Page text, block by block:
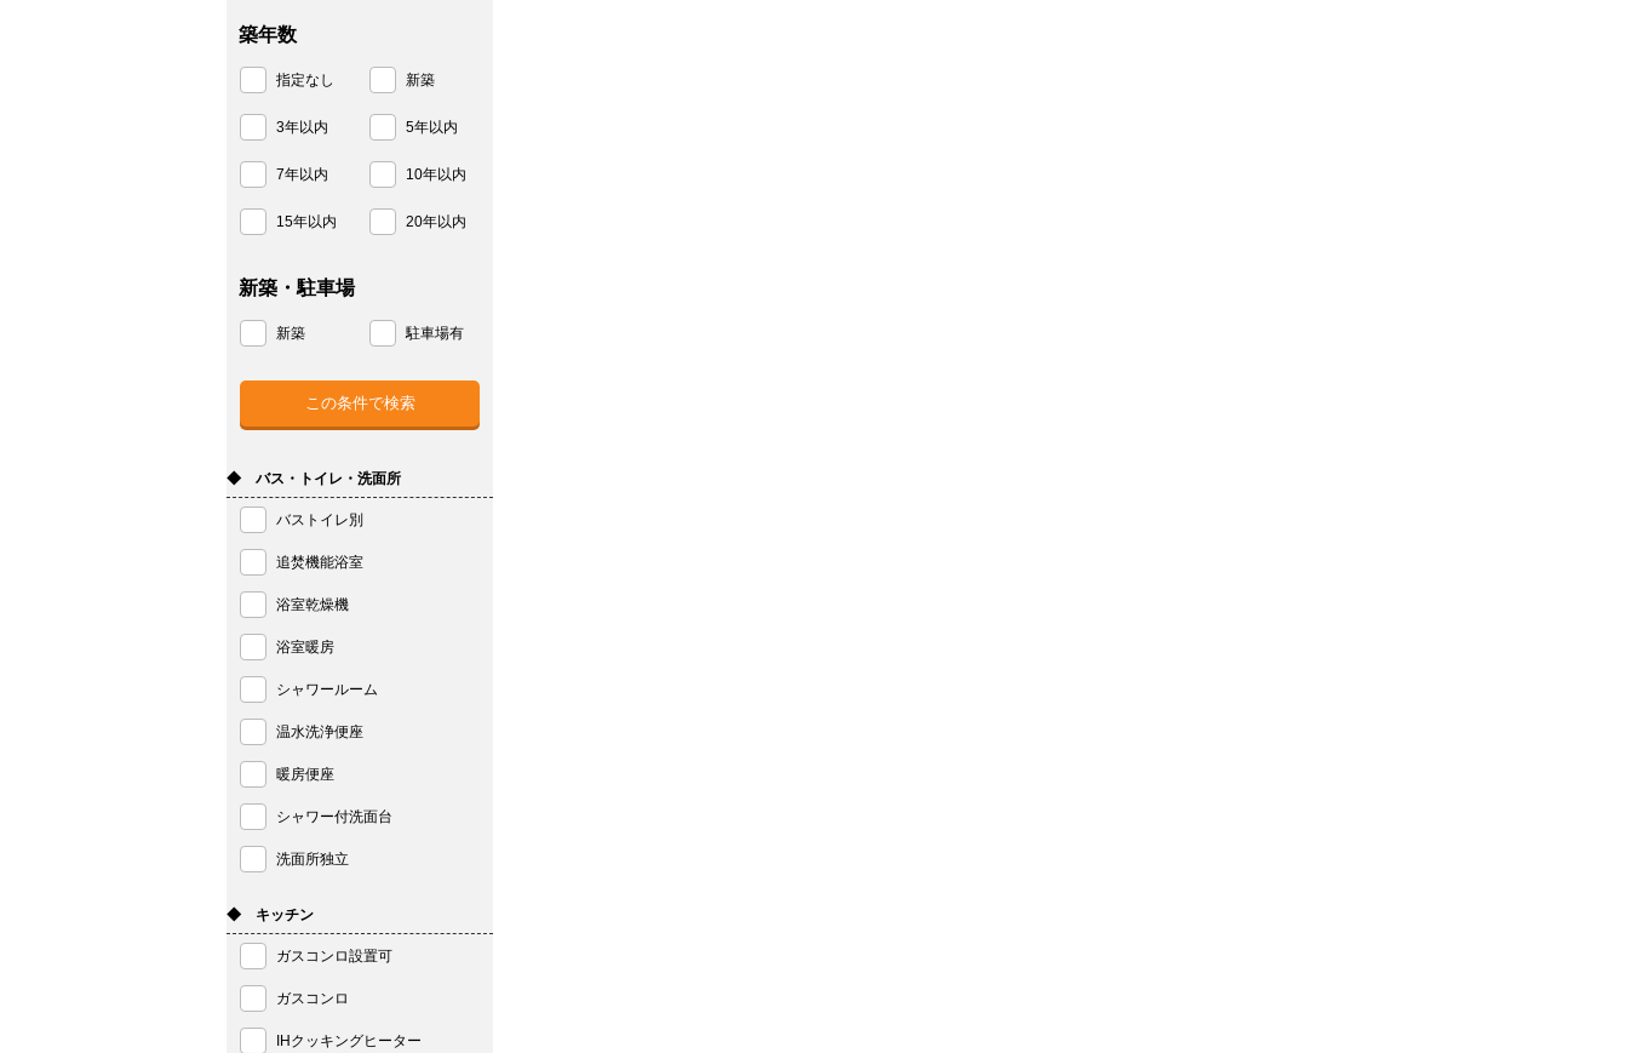
築年数
指定なし 新築
3年以内 5年以内
7年以内 10年以内
15年以内 20年以内
新築・駐車場
新築 駐車場有
◆ バス・トイレ・洗面所
バストイレ別
追焚機能浴室
浴室乾燥機
浴室暖房
シャワールーム
温水洗浄便座
暖房便座
シャワー付洗面台
洗面所独立
◆ キッチン
ガスコンロ設置可
ガスコンロ
IHクッキングヒーター